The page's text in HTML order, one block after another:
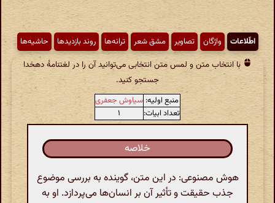
اطّلاعات واژگان تصاویر مشق شعر ترانه‌ها روند بازدیدها حاشیه‌ها
با انتخاب متن و لمس متن انتخابی می‌توانید آن را در لغتنامهٔ دهخدا
جستجو کنید.
منبع اولیه: سیاوش جعفری
تعداد ابیات:
۱
خلاصه
هوش مصنوعی: در این متن، گوینده به بررسی موضوع
جذب حقیقت و تأثیر آن بر انسان‌ها می‌پردازد. او به